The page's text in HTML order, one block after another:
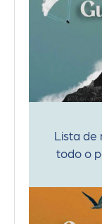
Lista de
todo o